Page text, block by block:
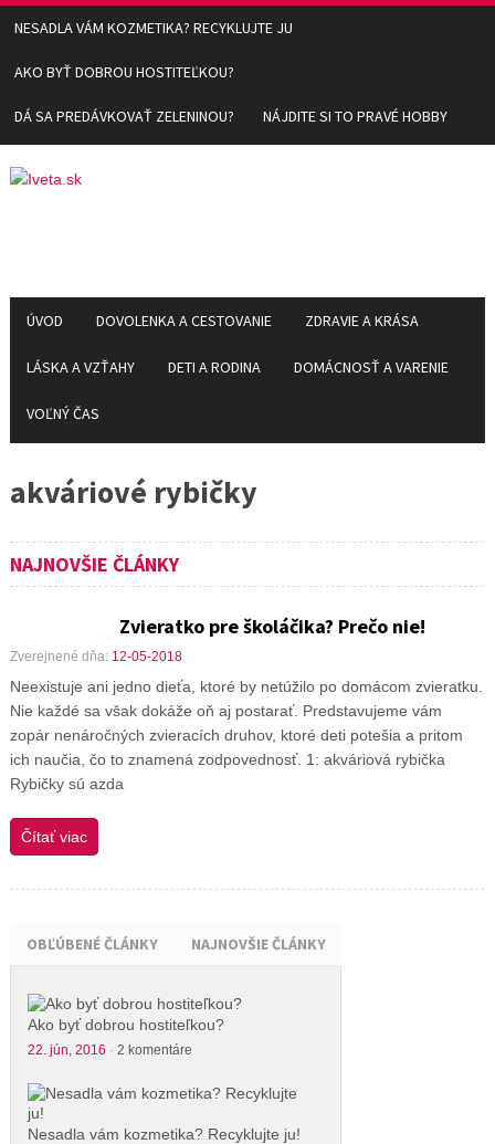
NESADLA VÁM KOZMETIKA? RECYKLUJTE JU
AKO BYŤ DOBROU HOSTITEĽKOU?
DÁ SA PREDÁVKOVAŤ ZELENINOU? NÁJDITE SI TO PRAVÉ HOBBY
ÚVOD DOVOLENKA A CESTOVANIE ZDRAVIE A KRÁSA
LÁSKA A VZŤAHY DETI A RODINA DOMÁCNOSŤ A VARENIE
VOĽNÝ ČAS
akváriové rybičky
NAJNOVŠIE ČLÁNKY
Zvieratko pre školáčika? Prečo nie!
Zverejnené dňa: 12-05-2018
Neexistuje ani jedno dieťa, ktoré by netúžilo po domácom zvieratku.
Nie každé sa však dokáže oň aj postarať. Predstavujeme vám
zopár nenáročných zvieracích druhov, ktoré deti potešia a pritom
ich naučia, čo to znamená zodpovednosť. 1: akváriová rybička
Rybičky sú azda
Čítať viac
OBĽÚBENÉ ČLÁNKY NAJNOVŠIE ČLÁNKY
Ako byť dobrou hostiteľkou?
22. jún, 2016 · 2 komentáre
Nesadla vám kozmetika? Recyklujte ju!